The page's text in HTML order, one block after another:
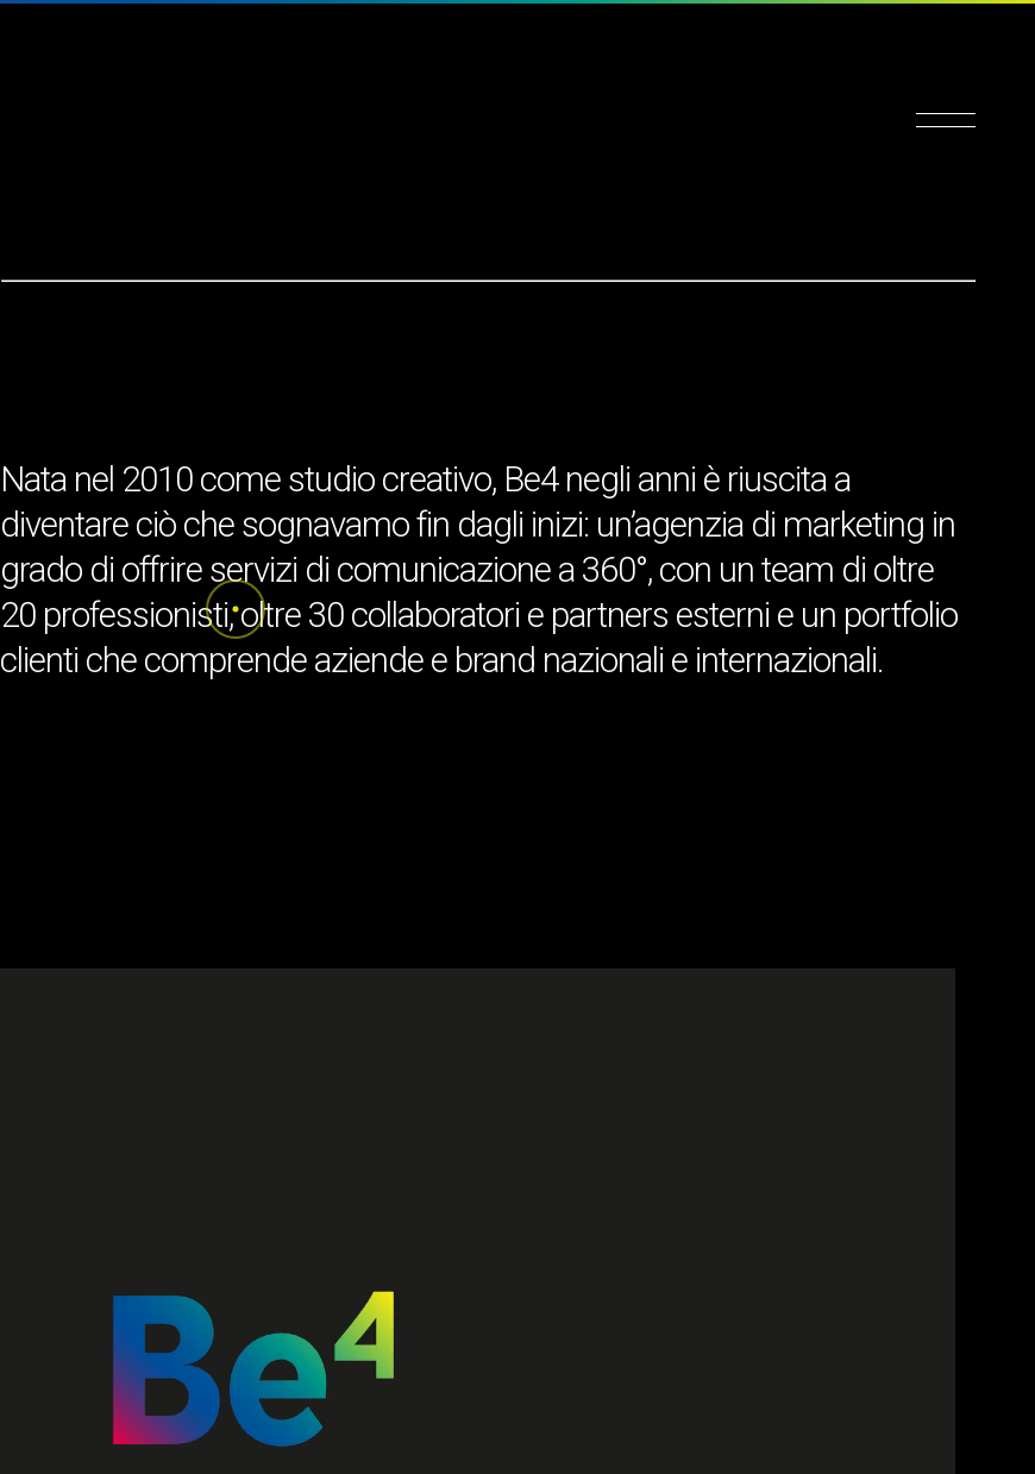
Nata nel 2010 come studio creativo, Be4 negli anni è riuscita a
diventare ciò che sognavamo fin dagli inizi: un’agenzia di marketing in
grado di offrire servizi di comunicazione a 360°, con un team di oltre
20 professionisti, oltre 30 collaboratori e partners esterni e un portfolio
clienti che comprende aziende e brand nazionali e internazionali.